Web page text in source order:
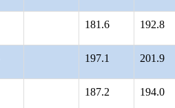
181.6 192.8
197.1 201.9
187.2 194.0